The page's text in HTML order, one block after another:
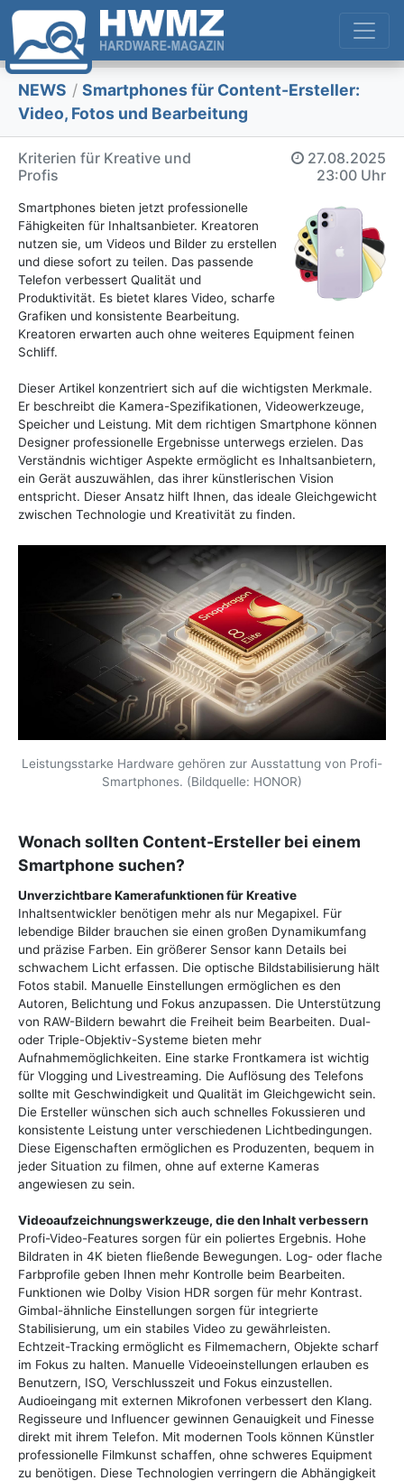
NEWS / Smartphones für Content-Ersteller:
Video, Fotos und Bearbeitung
Kriterien für Kreative und
Profis
27.08.2025
23:00 Uhr
Smartphones bieten jetzt professionelle
Fähigkeiten für Inhaltsanbieter. Kreatoren
nutzen sie, um Videos und Bilder zu erstellen
und diese sofort zu teilen. Das passende
Telefon verbessert Qualität und
Produktivität. Es bietet klares Video, scharfe
Grafiken und konsistente Bearbeitung.
Kreatoren erwarten auch ohne weiteres Equipment feinen
Schliff.
Dieser Artikel konzentriert sich auf die wichtigsten Merkmale.
Er beschreibt die Kamera-Spezifikationen, Videowerkzeuge,
Speicher und Leistung. Mit dem richtigen Smartphone können
Designer professionelle Ergebnisse unterwegs erzielen. Das
Verständnis wichtiger Aspekte ermöglicht es Inhaltsanbietern,
ein Gerät auszuwählen, das ihrer künstlerischen Vision
entspricht. Dieser Ansatz hilft Ihnen, das ideale Gleichgewicht
zwischen Technologie und Kreativität zu finden.
Leistungsstarke Hardware gehören zur Ausstattung von Profi-
Smartphones. (Bildquelle: HONOR)
Wonach sollten Content-Ersteller bei einem
Smartphone suchen?
Unverzichtbare Kamerafunktionen für Kreative
Inhaltsentwickler benötigen mehr als nur Megapixel. Für
lebendige Bilder brauchen sie einen großen Dynamikumfang
und präzise Farben. Ein größerer Sensor kann Details bei
schwachem Licht erfassen. Die optische Bildstabilisierung hält
Fotos stabil. Manuelle Einstellungen ermöglichen es den
Autoren, Belichtung und Fokus anzupassen. Die Unterstützung
von RAW-Bildern bewahrt die Freiheit beim Bearbeiten. Dual-
oder Triple-Objektiv-Systeme bieten mehr
Aufnahmemöglichkeiten. Eine starke Frontkamera ist wichtig
für Vlogging und Livestreaming. Die Auflösung des Telefons
sollte mit Geschwindigkeit und Qualität im Gleichgewicht sein.
Die Ersteller wünschen sich auch schnelles Fokussieren und
konsistente Leistung unter verschiedenen Lichtbedingungen.
Diese Eigenschaften ermöglichen es Produzenten, bequem in
jeder Situation zu filmen, ohne auf externe Kameras
angewiesen zu sein.
Videoaufzeichnungswerkzeuge, die den Inhalt verbessern
Profi-Video-Features sorgen für ein poliertes Ergebnis. Hohe
Bildraten in 4K bieten fließende Bewegungen. Log- oder flache
Farbprofile geben Ihnen mehr Kontrolle beim Bearbeiten.
Funktionen wie Dolby Vision HDR sorgen für mehr Kontrast.
Gimbal-ähnliche Einstellungen sorgen für integrierte
Stabilisierung, um ein stabiles Video zu gewährleisten.
Echtzeit-Tracking ermöglicht es Filmemachern, Objekte scharf
im Fokus zu halten. Manuelle Videoeinstellungen erlauben es
Benutzern, ISO, Verschlusszeit und Fokus einzustellen.
Audioeingang mit externen Mikrofonen verbessert den Klang.
Regisseure und Influencer gewinnen Genauigkeit und Finesse
direkt mit ihrem Telefon. Mit modernen Tools können Künstler
professionelle Filmkunst schaffen, ohne schweres Equipment
zu benötigen. Diese Technologien verringern die Abhängigkeit